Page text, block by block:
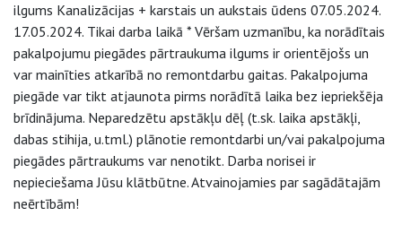
ilgums Kanalizācijas + karstais un aukstais ūdens 07.05.2024.
17.05.2024. Tikai darba laikā * Vēršam uzmanību, ka norādītais
pakalpojumu piegādes pārtraukuma ilgums ir orientējošs un
var mainīties atkarībā no remontdarbu gaitas. Pakalpojuma
piegāde var tikt atjaunota pirms norādītā laika bez iepriekšēja
brīdinājuma. Neparedzētu apstākļu dēļ (t.sk. laika apstākļi,
dabas stihija, u.tml.) plānotie remontdarbi un/vai pakalpojuma
piegādes pārtraukums var nenotikt. Darba norisei ir
nepieciešama Jūsu klātbūtne. Atvainojamies par sagādātajām
neērtībām!